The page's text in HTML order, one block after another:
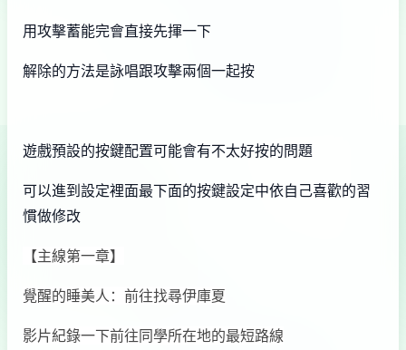
用攻擊蓄能完會直接先揮一下
解除的方法是詠唱跟攻擊兩個一起按
遊戲預設的按鍵配置可能會有不太好按的問題
可以進到設定裡面最下面的按鍵設定中依自己喜歡的習
慣做修改
【主線第一章】
覺醒的睡美人：前往找尋伊庫夏
影片紀錄一下前往同學所在地的最短路線